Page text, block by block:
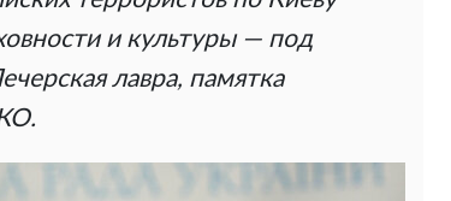
и культуры — под
лавра, памятка